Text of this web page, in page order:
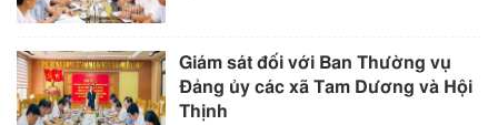
Giám sát đối với Ban Thường vụ
Đảng ủy các xã Tam Dương và Hội
Thịnh